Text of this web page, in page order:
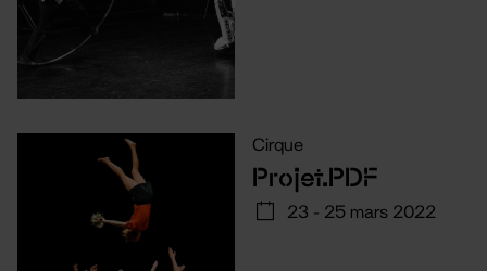
Cirque
Projet.PDF
23 - 25 mars 2022